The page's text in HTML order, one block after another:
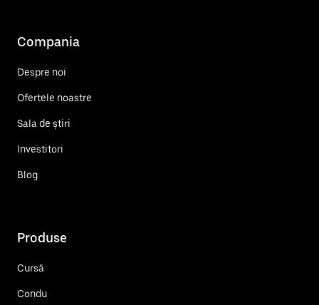
Compania
Despre noi
Ofertele noastre
Sala de știri
Investitori
Blog
Produse
Cursă
Condu